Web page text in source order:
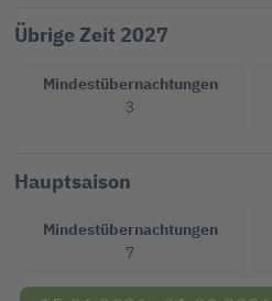
Übrige Zeit 2027
Mindestübernachtungen
3
Hauptsaison
Mindestübernachtungen
7